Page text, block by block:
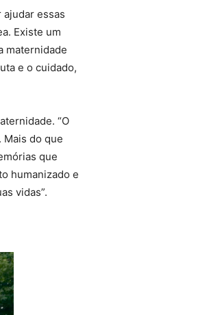
ajudar essas
Existe um
maternidade
e o cuidado,
“O
do que
que
humanizado e
vidas”.